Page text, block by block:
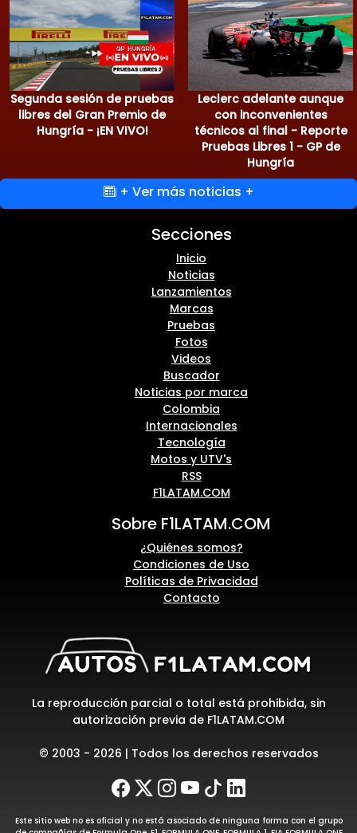
Segunda sesión de pruebas
libres del Gran Premio de
Hungría - ¡EN VIVO!
Leclerc adelante aunque
con inconvenientes
técnicos al final - Reporte
Pruebas Libres 1 - GP de
Hungría
+ Ver más noticias +
Secciones
Inicio
Noticias
Lanzamientos
Marcas
Pruebas
Fotos
Videos
Buscador
Noticias por marca
Colombia
Internacionales
Tecnología
Motos y UTV's
RSS
F1LATAM.COM
Sobre F1LATAM.COM
¿Quiénes somos?
Condiciones de Uso
Políticas de Privacidad
Contacto
La reproducción parcial o total está prohibida, sin
autorización previa de F1LATAM.COM
© 2003 - 2026 | Todos los derechos reservados
Este sitio web no es oficial y no está asociado de ninguna forma con el grupo